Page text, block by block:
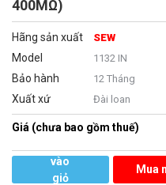
400MΩ)
Hãng sản xuất SEW
Model 1132 IN
Bảo hành 12 Tháng
Xuất xứ Đài loan
Giá (chưa bao gồm thuế)
vào
giỏ
Mua